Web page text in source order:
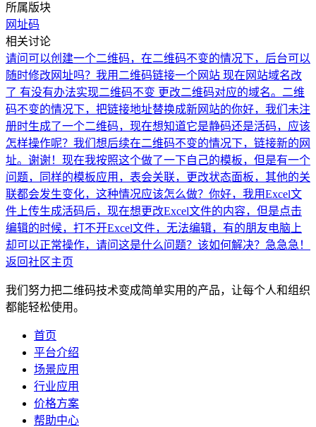
所属版块
网址码
相关讨论
请问可以创建一个二维码，在二维码不变的情况下，后台可以
随时修改网址吗？ 我用二维码链接一个网站 现在网站域名改
了 有没有办法实现二维码不变 更改二维码对应的域名。二维
码不变的情况下，把链接地址替换成新网站的你好，我们未注
册时生成了一个二维码，现在想知道它是静码还是活码，应该
怎样操作呢？我们想后续在二维码不变的情况下，链接新的网
址。谢谢！ 现在我按照这个做了一下自己的模板，但是有一个
问题，同样的模板应用，表会关联，更改状态面板，其他的关
联都会发生变化，这种情况应该怎么做？ 你好，我用Excel文
件上传生成活码后，现在想更改Excel文件的内容，但是点击
编辑的时候，打不开Excel文件，无法编辑，有的朋友电脑上
却可以正常操作，请问这是什么问题？该如何解决？急急急！
返回社区主页
我们努力把二维码技术变成简单实用的产品，让每个人和组织
都能轻松使用。
首页
平台介绍
场景应用
行业应用
价格方案
帮助中心